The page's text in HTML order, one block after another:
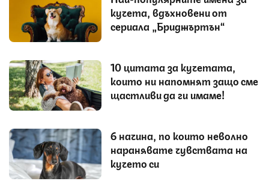
кучета, вдъхновени от
сериала „Бриджъртън“
10 цитата за кучетата,
които ни напомнят защо сме
щастливи да ги имаме!
6 начина, по които неволно
наранявате чувствата на
кучето си